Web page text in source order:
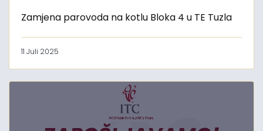
Zamjena parovoda na kotlu Bloka 4 u TE Tuzla
11 Juli 2025